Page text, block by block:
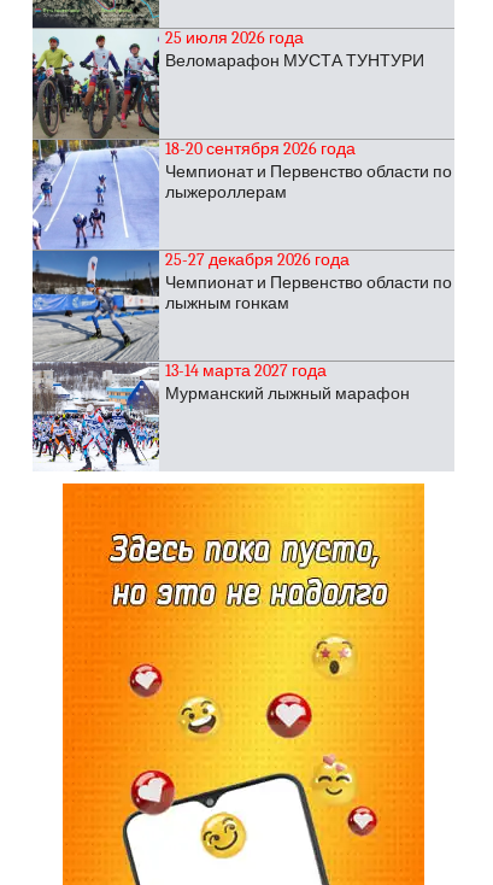
25 июля 2026 года
Веломарафон МУСТА ТУНТУРИ
18-20 сентября 2026 года
Чемпионат и Первенство области по
лыжероллерам
25-27 декабря 2026 года
Чемпионат и Первенство области по
лыжным гонкам
13-14 марта 2027 года
Мурманский лыжный марафон